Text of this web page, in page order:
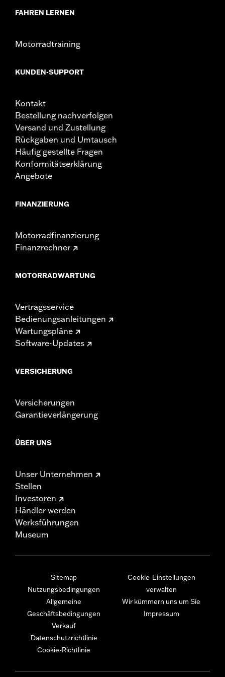
FAHREN LERNEN
Motorradtraining
KUNDEN-SUPPORT
Kontakt
Bestellung nachverfolgen
Versand und Zustellung
Rückgaben und Umtausch
Häufig gestellte Fragen
Konformitätserklärung
Angebote
FINANZIERUNG
Motorradfinanzierung
Finanzrechner
MOTORRADWARTUNG
Vertragsservice
Bedienungsanleitungen
Wartungspläne
Software-Updates
VERSICHERUNG
Versicherungen
Garantieverlängerung
ÜBER UNS
Unser Unternehmen
Stellen
Investoren
Händler werden
Werksführungen
Museum
Sitemap
Nutzungsbedingungen
Allgemeine
Geschäftsbedingungen
Verkauf
Datenschutzrichtlinie
Cookie-Richtlinie
Cookie-Einstellungen
verwalten
Wir kümmern uns um Sie
Impressum